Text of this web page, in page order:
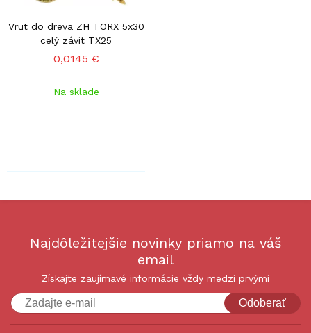
Vrut do dreva ZH TORX 5x30
celý závit TX25
0,0145 €
Na sklade
Najdôležitejšie novinky priamo na váš
email
Získajte zaujímavé informácie vždy medzi prvými
Odoberať